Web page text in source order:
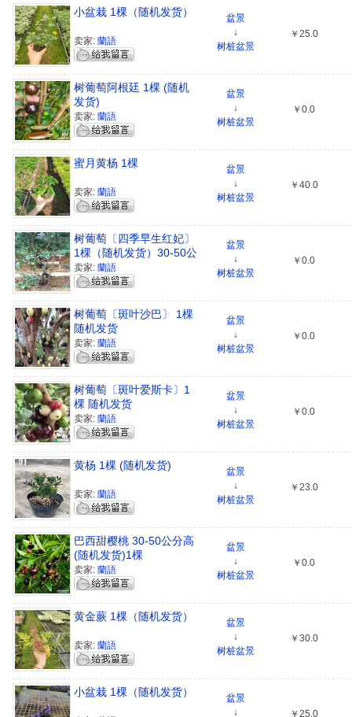
小盆栽 1棵（随机发货）
卖家: 蘭語
盆景
↓
树桩盆景
￥25.0
树葡萄阿根廷 1棵 (随机
发货)
卖家: 蘭語
盆景
↓
树桩盆景
￥0.0
蜜月黄杨 1棵
卖家: 蘭語
盆景
↓
树桩盆景
￥40.0
树葡萄〔四季早生红妃〕
1棵（随机发货）30-50公
分高
卖家: 蘭語
盆景
↓
树桩盆景
￥0.0
树葡萄〔斑叶沙巴〕 1棵
随机发货
卖家: 蘭語
盆景
↓
树桩盆景
￥0.0
树葡萄〔斑叶爱斯卡〕1
棵 随机发货
卖家: 蘭語
盆景
↓
树桩盆景
￥0.0
黄杨 1棵 (随机发货)
卖家: 蘭語
盆景
↓
树桩盆景
￥23.0
巴西甜樱桃 30-50公分高
(随机发货)1棵
卖家: 蘭語
盆景
↓
树桩盆景
￥0.0
黄金蕨 1棵（随机发货）
卖家: 蘭語
盆景
↓
树桩盆景
￥30.0
小盆栽 1棵（随机发货）
盆景
↓
￥25.0